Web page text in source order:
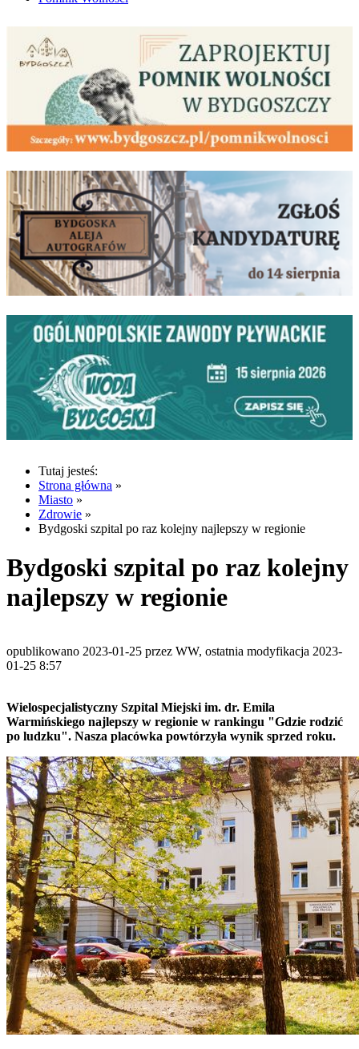
Tutaj jesteś:
Strona główna »
Miasto »
Zdrowie »
Bydgoski szpital po raz kolejny najlepszy w regionie
Bydgoski szpital po raz kolejny
najlepszy w regionie
opublikowano 2023-01-25 przez WW, ostatnia modyfikacja 2023-
01-25 8:57
Wielospecjalistyczny Szpital Miejski im. dr. Emila
Warmińskiego najlepszy w regionie w rankingu "Gdzie rodzić
po ludzku". Nasza placówka powtórzyła wynik sprzed roku.